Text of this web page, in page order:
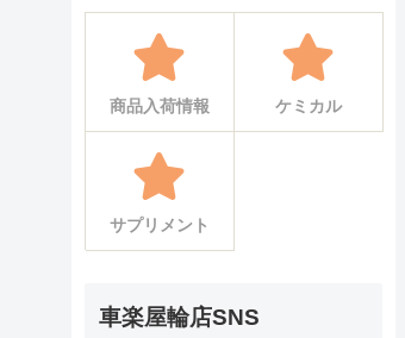
商品入荷情報 ケミカル
サプリメント
車楽屋輪店SNS